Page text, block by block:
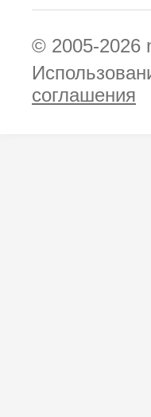
© 2005-2026
соглашения